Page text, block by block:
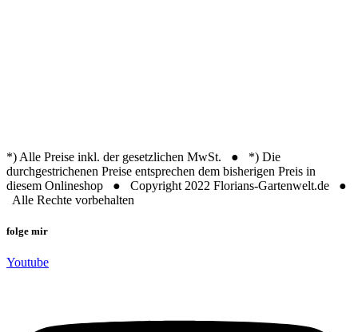
*) Alle Preise inkl. der gesetzlichen MwSt. ● *) Die
durchgestrichenen Preise entsprechen dem bisherigen Preis in
diesem Onlineshop ● Copyright 2022 Florians-Gartenwelt.de ●
Alle Rechte vorbehalten
folge mir
Youtube